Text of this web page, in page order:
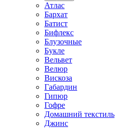
Атлас
Бархат
Батист
Бифлекс
Блузочные
Букле
Вельвет
Велюр
Вискоза
Габардин
Гипюр
Гофре
Домашний текстиль
Джинс